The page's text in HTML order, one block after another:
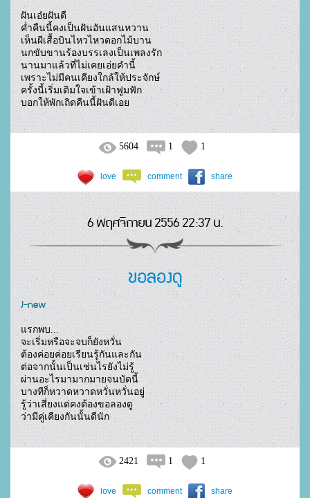
ฝันเอ๋ยฝันดี
ค่ำคืนนี้คงเป็นฝันอันแสนหวาน
เห็นผีเสื้อบินไหวไหวดอกไม้บาน
นกขับขานร้องบรรเลงเป็นเพลงรัก
นานมาแล้วที่ไม่เคยเอ่ยคำนี้
เพราะไม่มีคนเคียงใกล้ให้ประจักษ์
ครั้งนี้เริ่มเติมใจเข้าเฝ้าฟูมฟัก
บอกให้พักเถิดคืนนี้ฝันดีเอย
5604 1 1
love comment share
6 พฤศจิกายน 2556 22:37 น.
ขอลองดู
J-new
แรกพบ...
จะเริ่มหรือจะจบก็ยังหวั่น
ต้องค่อยค่อยเรียนรู้กันและกัน
ต่อจากนั้นเป็นเช่นไรยังไม่รู้
ผ่านอะไรมามากมายจนบัดนี้
บางทีก็หวาดหวาดหวั่นหวั่นอยู่
รู้ว่าเสี่ยงแต่คงต้องขอลองดู
ว่ามีคู่เคียงกันนั้นดีนัก
2421 1 1
love comment share